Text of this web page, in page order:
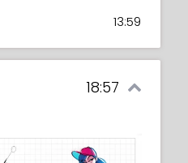
13:59
18:57